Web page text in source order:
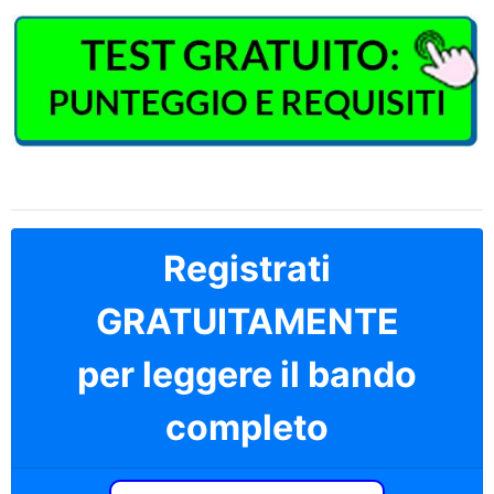
Registrati
GRATUITAMENTE
per leggere il bando
completo